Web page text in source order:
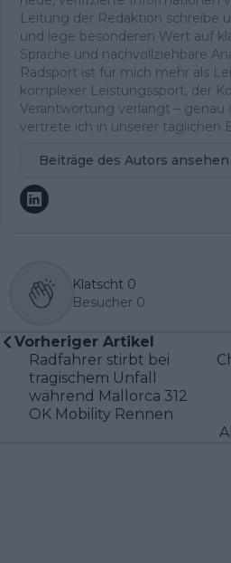
Leitung der Redaktion schreibe
und lege besonderen Wert auf
Sprache und nachvollziehbare
Radsport ist für mich mehr als
komplexer Leistungssport, der
Verantwortung verlangt – genau
vertrete ich in unserer täglichen
Beiträge des Autors ansehen
Klatscht 0
Besucher 0
Vorheriger Artikel
Radfahrer stirbt bei
tragischem Unfall
während Mallorca 312
OK Mobility Rennen